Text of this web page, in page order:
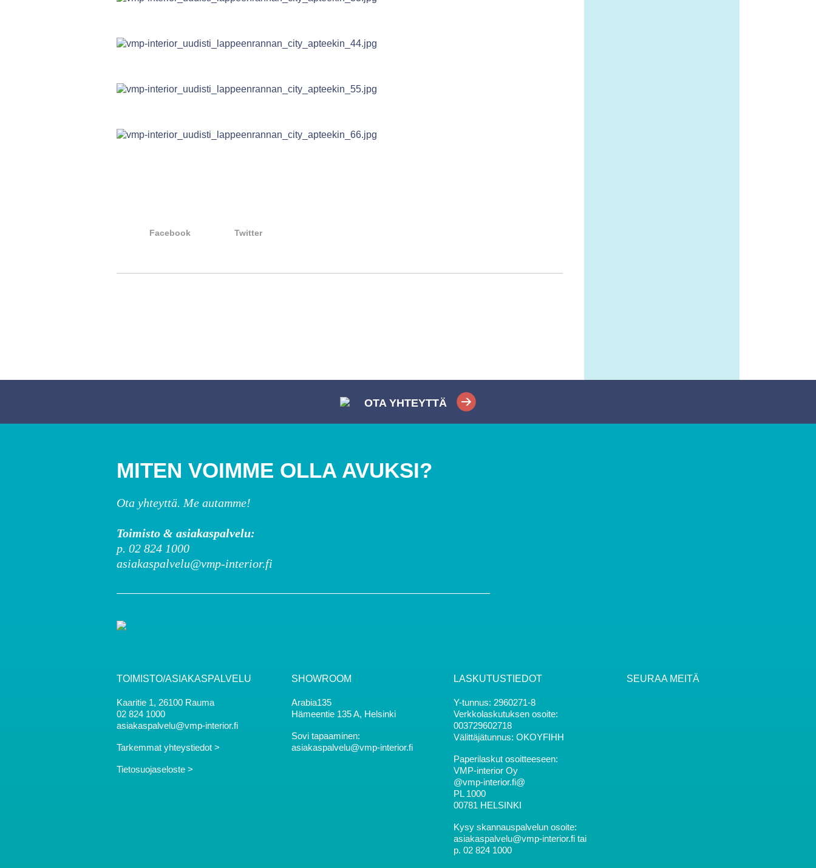
Facebook Twitter
OTA YHTEYTTÄ
MITEN VOIMME OLLA AVUKSI?
Ota yhteyttä. Me autamme!
Toimisto & asiakaspalvelu:
p. 02 824 1000
asiakaspalvelu@vmp-interior.fi
TOIMISTO/ASIAKASPALVELU
Kaaritie 1, 26100 Rauma
02 824 1000
asiakaspalvelu@vmp-interior.fi
Tarkemmat yhteystiedot >
Tietosuojaseloste >
SHOWROOM
Arabia135
Hämeentie 135 A, Helsinki
Sovi tapaaminen:
asiakaspalvelu@vmp-interior.fi
LASKUTUSTIEDOT
Y-tunnus: 2960271-8
Verkkolaskutuksen osoite:
003729602718
Välittäjätunnus: OKOYFIHH
Paperilaskut osoitteeseen:
VMP-interior Oy
@vmp-interior.fi@
PL 1000
00781 HELSINKI
Kysy skannauspalvelun osoite:
asiakaspalvelu@vmp-interior.fi tai
p. 02 824 1000
SEURAA MEITÄ